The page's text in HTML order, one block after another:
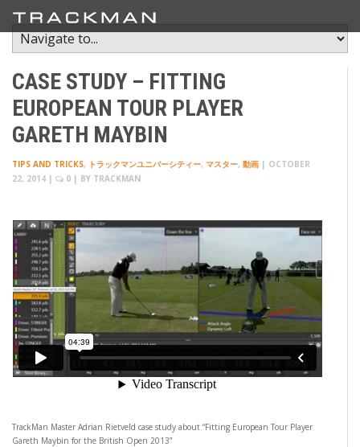
CASE STUDY – FITTING
EUROPEAN TOUR PLAYER
GARETH MAYBIN
TIPS AND TRICKS, トラックマンユニバーシティー, マスター, 動画 | OCTOBER
22, 2014 | 0 | BY TRACKMAN
TrackMan Master Adrian Rietveld case study about “Fitting European Tour Player
Gareth Maybin for the British Open 2013”